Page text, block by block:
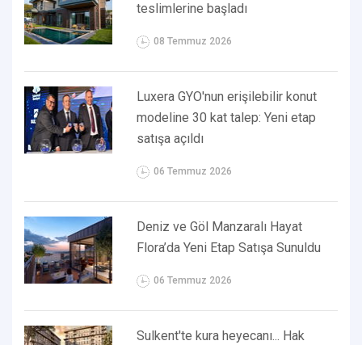
teslimlerine başladı
08 Temmuz 2026
Luxera GYO'nun erişilebilir konut
modeline 30 kat talep: Yeni etap
satışa açıldı
06 Temmuz 2026
Deniz ve Göl Manzaralı Hayat
Flora’da Yeni Etap Satışa Sunuldu
06 Temmuz 2026
Sulkent'te kura heyecanı... Hak